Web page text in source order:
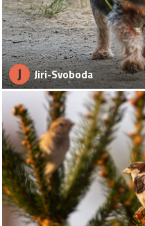
J Jiri-Svoboda